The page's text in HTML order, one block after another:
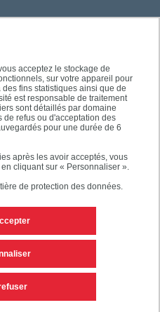
acceptez le stockage de
sur votre appareil pour
fins statistiques ainsi que de
est responsable de traitement
sont détaillés par domaine
de refus ou d'acceptation des
pour une durée de 6
après les avoir acceptés, vous
cliquant sur « Personnaliser ».
de protection des données.
Plan du site